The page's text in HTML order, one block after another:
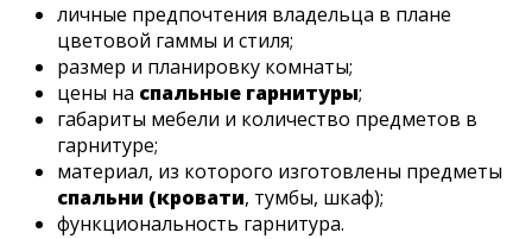
личные предпочтения владельца в плане
цветовой гаммы и стиля;
размер и планировку комнаты;
цены на спальные гарнитуры;
габариты мебели и количество предметов в
гарнитуре;
материал, из которого изготовлены предметы
спальни (кровати, тумбы, шкаф);
функциональность гарнитура.